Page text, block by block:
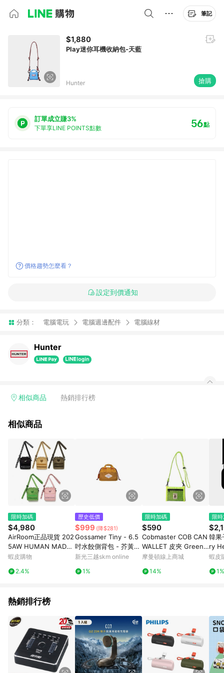
筆記
$1,880
Play迷你耳機收納包-天藍
Hunter 搶購
訂單成立賺3%
下單享LINE POINTS點數 56點
價格趨勢怎麼看？
設定到價通知
分類： 電腦電玩 電腦週邊配件 電腦線材
Hunter
相似商品 熱銷排行榜
相似商品
限時加碼
$4,980
AirRoom正品現貨 202
5AW HUMAN MADE
MILITARY POUCH LA
蝦皮購物
2.4%
歷史低價
$999 (降$281)
Gossamer Tiny - 6.5
吋水餃側背包 - 芥黃x
卡其 - Minorstones
新光三越skm online
1%
限時加碼
$590
Cobmaster COB CAN
WALLET 皮夾 Green
810904000030
摩曼頓線上商城
14%
限
韓果
ry
韓國
蝦皮
1%
熱銷排行榜